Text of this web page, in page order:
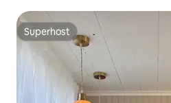
Superhost
Superhost